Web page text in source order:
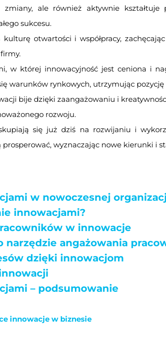
ale również aktywnie kształtuje
sukcesu.
otwartości i współpracy,
w której innowacyjność jest ceniona i
warunków rynkowych, utrzymując pozycję
bije dzięki zaangażowaniu i
rozwoju.
się już dziś na rozwijaniu i
wyznaczając nowe kierunki i
w nowoczesnej
innowacjami?
w innowacje
narzędzie angażowania
dzięki innowacjom
– podsumowanie
innowacje w biznesie